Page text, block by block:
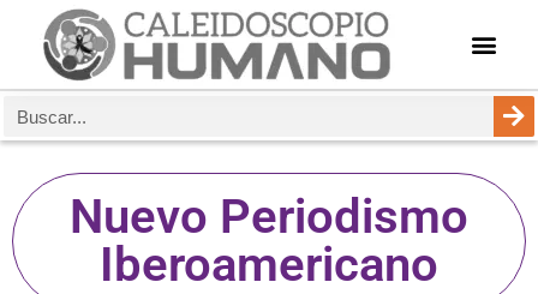
Nuevo Periodismo
Iberoamericano